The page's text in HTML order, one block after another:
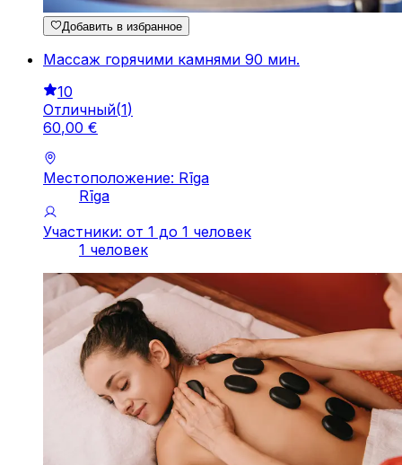
Добавить в избранное
Массаж горячими камнями 90 мин.
10
Отличный(1)
60,00 €
Местоположение: Rīga
Rīga
Участники: от 1 до 1 человек
1 человек